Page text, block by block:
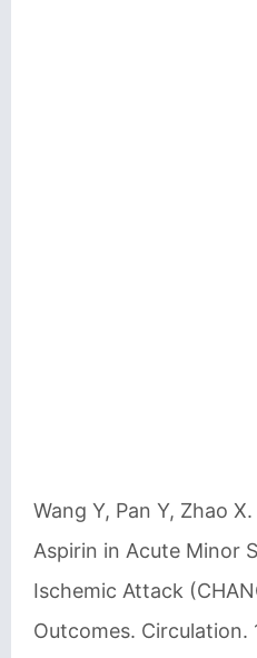
Wang Y, Pan Y, Zhao
Aspirin in Acute Minor
Ischemic Attack
Outcomes. Circulation.